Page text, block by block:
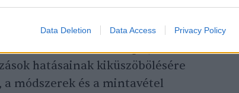
Data Deletion Data Access Privacy Policy
a 23 évvel ezelőtti vizsgálatot egy
és füves szegélyében
hatásainak kiküszöbölésére
módszerek és a mintavétel